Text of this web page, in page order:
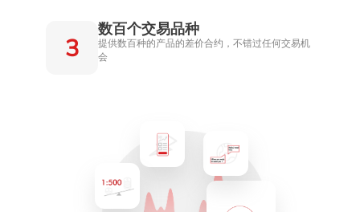
3
数百个交易品种
提供数百种的产品的差价合约，不错过任何交易机
会